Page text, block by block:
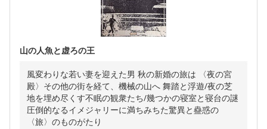
山の人魚と虚ろの王
風変わりな若い妻を迎えた男 秋の新婚の旅は 〈夜の宮
殿〉その他の街を経て、機械の山へ 舞踏と浮遊/夜の芝
地を埋め尽くす不眠の観衆たち/幾つかの寝室と寝台の謎
圧倒的なるイメジャリーに満ちみちた驚異と蠱惑の
〈旅〉のものがたり